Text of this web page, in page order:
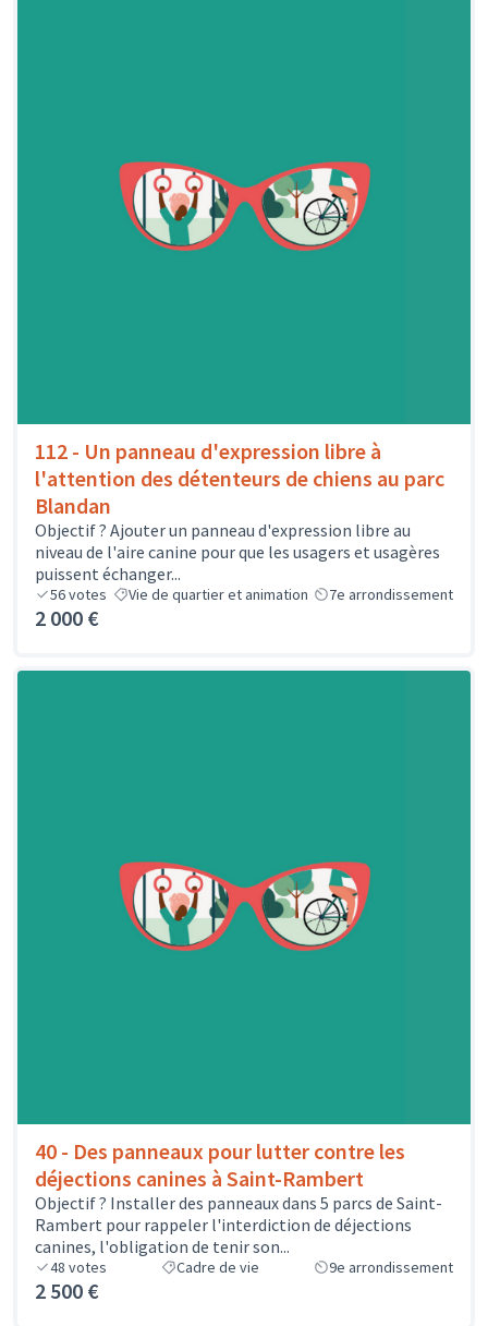
112 - Un panneau d'expression libre à
l'attention des détenteurs de chiens au parc
Blandan
Objectif ? Ajouter un panneau d'expression libre au
niveau de l'aire canine pour que les usagers et usagères
puissent échanger...
56votes Vie de quartier et animation 7e arrondissement
2 000 €
40 - Des panneaux pour lutter contre les
déjections canines à Saint-Rambert
Objectif ? Installer des panneaux dans 5 parcs de Saint-
Rambert pour rappeler l'interdiction de déjections
canines, l'obligation de tenir son...
48 votes Cadre de vie 9e arrondissement
2 500 €